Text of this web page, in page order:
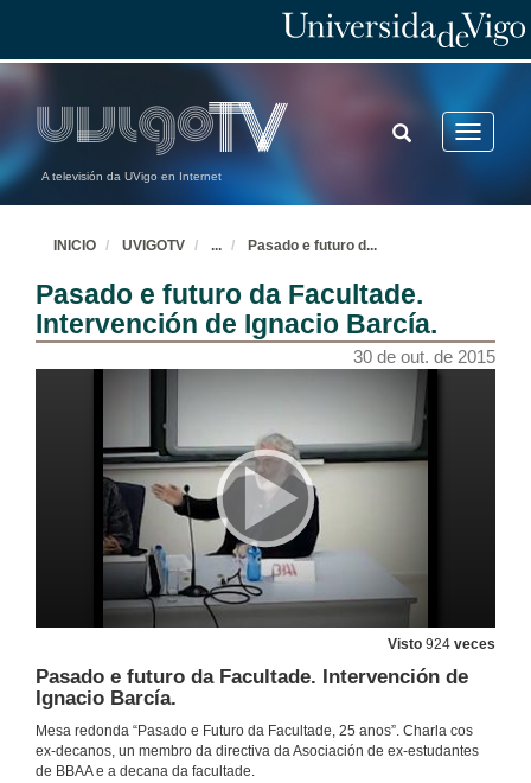
A televisión da UVigo en Internet
Toggle
TOGGLE
SEARCH
INICIO UVIGOTV ... Pasado e futuro d...
Pasado e futuro da Facultade.
Intervención de Ignacio Barcía.
30 de out. de 2015
Visto 924 veces
Pasado e futuro da Facultade. Intervención de
Ignacio Barcía.
Mesa redonda “Pasado e Futuro da Facultade, 25 anos”. Charla cos
ex-decanos, un membro da directiva da Asociación de ex-estudantes
de BBAA e a decana da facultade.